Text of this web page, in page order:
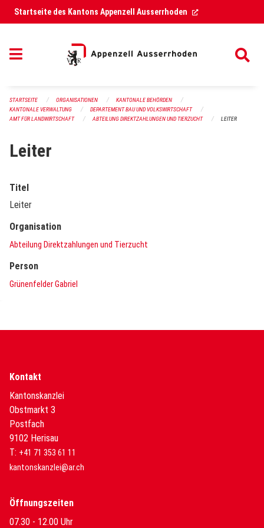
Navigation überspringen
Startseite des Kantons Appenzell Ausserrhoden (External Link)
STARTSEITE ORGANISATIONEN
KANTONALE BEHÖRDEN
KANTONALE VERWALTUNG
DEPARTEMENT BAU UND VOLKSWIRTSCHAFT
AMT FÜR LANDWIRTSCHAFT
ABTEILUNG DIREKTZAHLUNGEN UND TIERZUCHT LEITER
Leiter
Titel
Leiter
Organisation
Abteilung Direktzahlungen und Tierzucht
Person
Grünenfelder Gabriel
Kontakt
Kantonskanzlei
Obstmarkt 3
Postfach
9102 Herisau
T: +41 71 353 61 11
kantonskanzlei@ar.ch
Öffnungszeiten
07.30 - 12.00 Uhr